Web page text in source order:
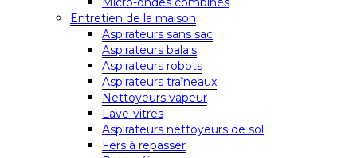
Entretien de la maison
Aspirateurs sans sac
Aspirateurs balais
Aspirateurs robots
Aspirateurs traîneaux
Nettoyeurs vapeur
Lave-vitres
Aspirateurs nettoyeurs de sol
Fers à repasser